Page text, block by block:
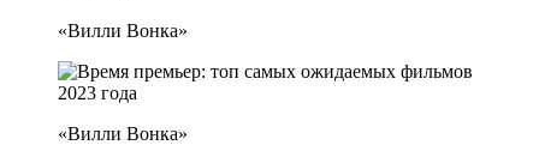
«Вилли Вонка»
«Вилли Вонка»